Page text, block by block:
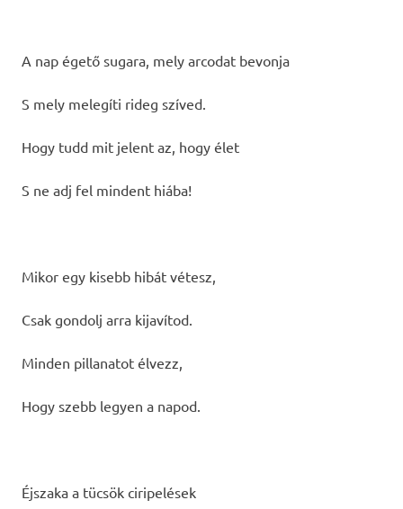
A nap égető sugara, mely arcodat bevonja
S mely melegíti rideg szíved.
Hogy tudd mit jelent az, hogy élet
S ne adj fel mindent hiába!
Mikor egy kisebb hibát vétesz,
Csak gondolj arra kijavítod.
Minden pillanatot élvezz,
Hogy szebb legyen a napod.
Éjszaka a tücsök ciripelések